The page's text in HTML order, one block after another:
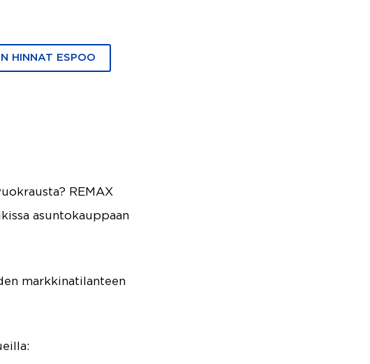
HINNAT ESPOO
REMAX
asuntokauppaan
markkinatilanteen